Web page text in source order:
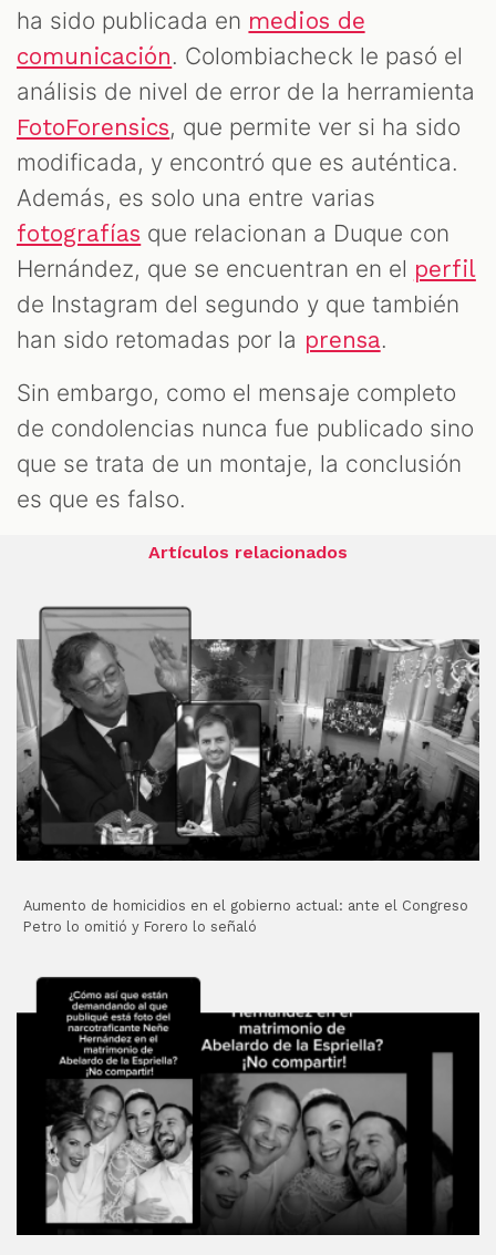
ha sido publicada en medios de
comunicación. Colombiacheck le pasó el
análisis de nivel de error de la herramienta
FotoForensics, que permite ver si ha sido
modificada, y encontró que es auténtica.
Además, es solo una entre varias
fotografías que relacionan a Duque con
Hernández, que se encuentran en el perfil
de Instagram del segundo y que también
han sido retomadas por la prensa.
Sin embargo, como el mensaje completo
de condolencias nunca fue publicado sino
que se trata de un montaje, la conclusión
es que es falso.
Artículos relacionados
Aumento de homicidios en el gobierno actual: ante el Congreso
Petro lo omitió y Forero lo señaló